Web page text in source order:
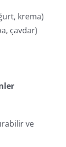
krema)
çavdar)
ve